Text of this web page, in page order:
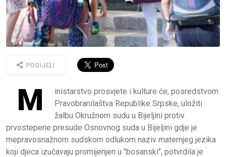
PODIJELI
M
inistarstvo prosvjete i kulture će, posredstvom
Pravobranilaštva Republike Srpske, uložiti
žalbu Okružnom sudu u Bijeljini protiv
prvostepene presude Osnovnog suda u Bijeljini gdje je
mepravosnažnom sudskom odlukom naziv maternjeg jezika
koji djeca izučavaju promijenjen u "bosanski", potvrdila je